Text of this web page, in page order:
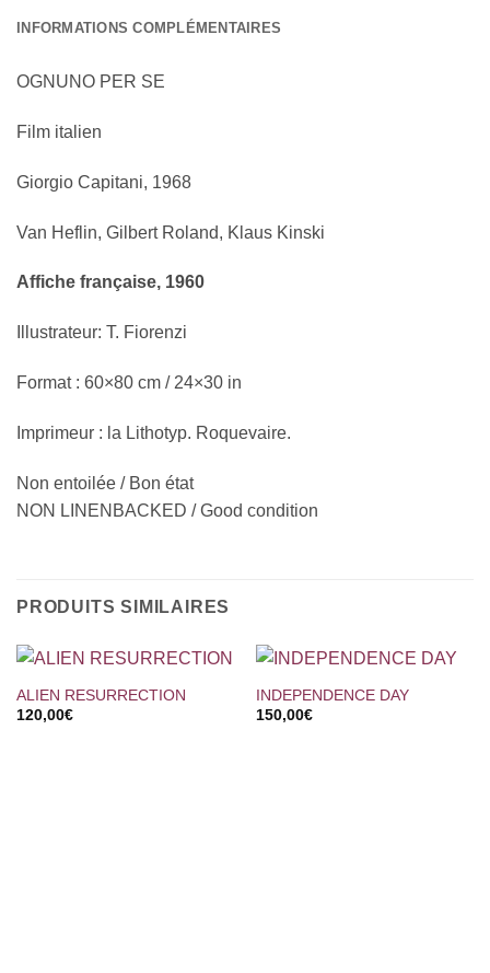
INFORMATIONS COMPLÉMENTAIRES
OGNUNO PER SE
Film italien
Giorgio Capitani, 1968
Van Heflin, Gilbert Roland, Klaus Kinski
Affiche française, 1960
Illustrateur: T. Fiorenzi
Format : 60×80 cm / 24×30 in
Imprimeur : la Lithotyp. Roquevaire.
Non entoilée / Bon état
NON LINENBACKED / Good condition
PRODUITS SIMILAIRES
ALIEN RESURRECTION
120,00€
INDEPENDENCE DAY
150,00€